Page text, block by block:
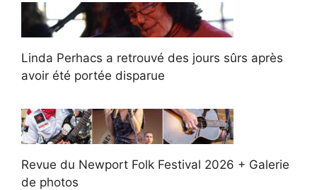
Linda Perhacs a retrouvé des jours sûrs après
avoir été portée disparue
Revue du Newport Folk Festival 2026 + Galerie
de photos